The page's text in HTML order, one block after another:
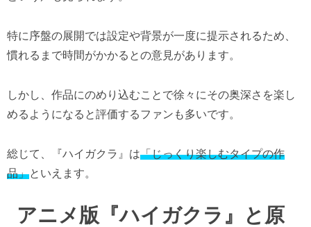
特に序盤の展開では設定や背景が一度に提示されるため、
慣れるまで時間がかかるとの意見があります。
しかし、作品にのめり込むことで徐々にその奥深さを楽し
めるようになると評価するファンも多いです。
総じて、『ハイガクラ』は「じっくり楽しむタイプの作
品」といえます。
アニメ版『ハイガクラ』と原